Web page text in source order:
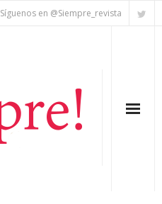
Síguenos en @Siempre_revista